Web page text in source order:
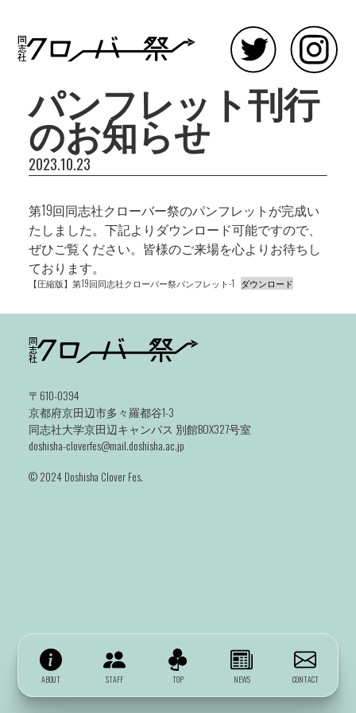
パンフレット刊行
のお知らせ
2023.10.23
第19回同志社クローバー祭のパンフレットが完成い
たしました。下記よりダウンロード可能ですので、
ぜひご覧ください。皆様のご来場を心よりお待ちし
ております。
【圧縮版】第19回同志社クローバー祭パンフレット-1 ダウンロード
ABOUT STAFF TOP NEWS CONTACT
〒610-0394
京都府京田辺市多々羅都谷1-3
同志社大学京田辺キャンパス 別館BOX327号室
doshisha-cloverfes@mail.doshisha.ac.jp
©️ 2024 Doshisha Clover Fes.